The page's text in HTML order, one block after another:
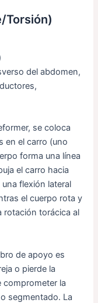
Torsión)
del abdomen,
se coloca
en el carro (uno
forma una línea
el carro hacia
flexión lateral
el cuerpo rota y
rotación torácica al
de apoyo es
o pierde la
comprometer la
segmentado. La